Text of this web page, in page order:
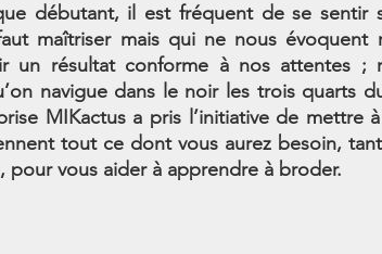
débutant, il est fréquent de se sentir
maîtriser mais qui ne nous
un résultat conforme à nos attentes ;
navigue dans le noir les trois quarts
MIKactus a pris l’initiative de
tout ce dont vous aurez besoin,
pour vous aider à apprendre à broder.